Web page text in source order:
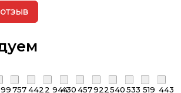
757 4422 944430457922540533 519 443